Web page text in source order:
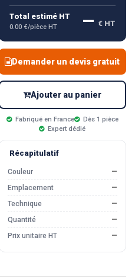
Total estimé HT
0.00 €/pièce HT — € HT
Demander un devis gratuit
Ajouter au panier
Fabriqué en France
Dès 1 pièce
Expert dédié
Récapitulatif
Couleur
—
Emplacement
—
Technique
—
Quantité
—
Prix unitaire HT
—